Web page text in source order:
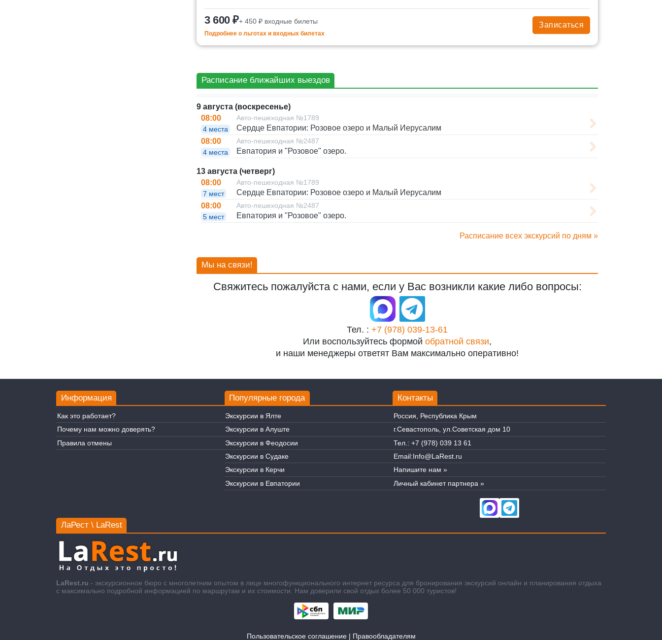
3 600 ₽+ 450 ₽ входные билеты
Подробнее о льготах и входных билетах
Записаться
Расписание ближайших выездов
9 августа (воскресенье)
08:00
4 места
Авто-пешеходная №1789
Сердце Евпатории: Розовое озеро и Малый Иерусалим
08:00
4 места
Авто-пешеходная №2487
Евпатория и "Розовое" озеро.
13 августа (четверг)
08:00
7 мест
Авто-пешеходная №1789
Сердце Евпатории: Розовое озеро и Малый Иерусалим
08:00
5 мест
Авто-пешеходная №2487
Евпатория и "Розовое" озеро.
Расписание всех экскурсий по дням »
Мы на связи!
Свяжитесь пожалуйста с нами, если у Вас возникли какие либо вопросы:
Тел. : +7 (978) 039-13-61
Или воспользуйтесь формой обратной связи,
и наши менеджеры ответят Вам максимально оперативно!
Контакты
Россия, Республика Крым
г.Севастополь, ул.Советская дом 10
Тел.: +7 (978) 039 13 61
Email:Info@LaRest.ru
Напишите нам »
Личный кабинет партнера »
Информация
Как это работает?
Почему нам можно доверять?
Правила отмены
Популярные города
Экскурсии в Ялте
Экскурсии в Алуште
Экскурсии в Феодосии
Экскурсии в Судаке
Экскурсии в Керчи
Экскурсии в Евпатории
ЛаРест \ LaRest
LaRest.ru - экскурсионное бюро с многолетним опытом в лице многофункционального интернет ресурса для бронирования экскурсий онлайн и планирования отдыха
с максимально подробной информацией по маршрутам и их стоимости. Нам доверили свой отдых более 50 000 туристов!
Пользовательское соглашение| Правообладателям